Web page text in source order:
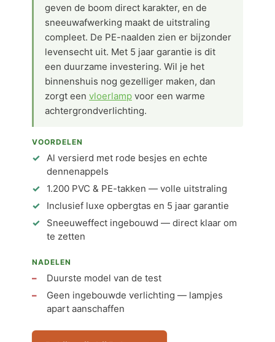
geven de boom direct karakter, en de
sneeuwafwerking maakt de uitstraling
compleet. De PE-naalden zien er bijzonder
levensecht uit. Met 5 jaar garantie is dit
een duurzame investering. Wil je het
binnenshuis nog gezelliger maken, dan
zorgt een vloerlamp voor een warme
achtergrondverlichting.
VOORDELEN
Al versierd met rode besjes en echte
dennenappels
1.200 PVC & PE-takken — volle uitstraling
Inclusief luxe opbergtas en 5 jaar garantie
Sneeuweffect ingebouwd — direct klaar om
te zetten
NADELEN
Duurste model van de test
Geen ingebouwde verlichting — lampjes
apart aanschaffen